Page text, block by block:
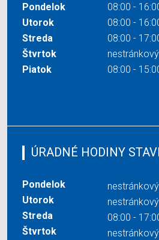
Pondelok
08:00 -
Utorok
08:00 -
Streda
08:00 -
Štvrtok
Piatok
08:00 -
ÚRADNÉ HODINY
Pondelok
Utorok
Streda
08:00 -
Štvrtok